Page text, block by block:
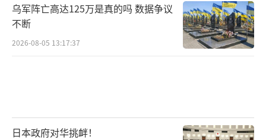
乌军阵亡高达125万是真的吗 数据争议
不断
2026-08-05 13:17:37
日本政府对华挑衅！